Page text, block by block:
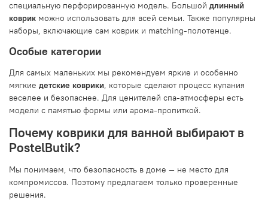
специальную перфорированную модель. Большой длинный
коврик можно использовать для всей семьи. Также популярны
наборы, включающие сам коврик и matching-полотенце.
Особые категории
Для самых маленьких мы рекомендуем яркие и особенно
мягкие детские коврики, которые сделают процесс купания
веселее и безопаснее. Для ценителей спа-атмосферы есть
модели с памятью формы или арома-пропиткой.
Почему коврики для ванной выбирают в
PostelButik?
Мы понимаем, что безопасность в доме — не место для
компромиссов. Поэтому предлагаем только проверенные
решения.